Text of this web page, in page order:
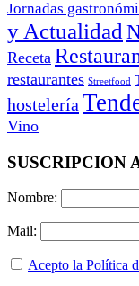
Jornadas
y Actualidad
Receta
restaurantes Streetfood
hostelería
Vino
SUSCRIPCION
Nombre:
Mail:
Acepto la Política